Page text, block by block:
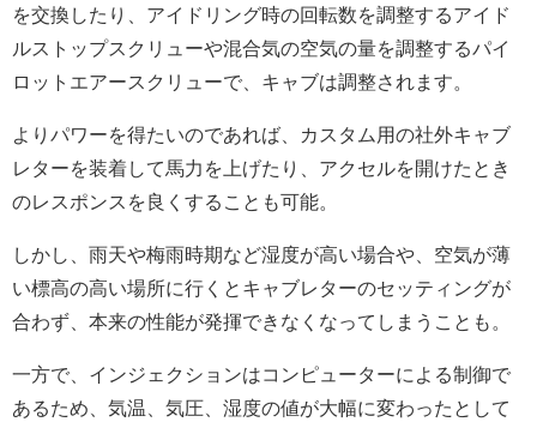
を交換したり、アイドリング時の回転数を調整するアイド
ルストップスクリューや混合気の空気の量を調整するパイ
ロットエアースクリューで、キャブは調整されます。
よりパワーを得たいのであれば、カスタム用の社外キャブ
レターを装着して馬力を上げたり、アクセルを開けたとき
のレスポンスを良くすることも可能。
しかし、雨天や梅雨時期など湿度が高い場合や、空気が薄
い標高の高い場所に行くとキャブレターのセッティングが
合わず、本来の性能が発揮できなくなってしまうことも。
一方で、インジェクションはコンピューターによる制御で
あるため、気温、気圧、湿度の値が大幅に変わったとして